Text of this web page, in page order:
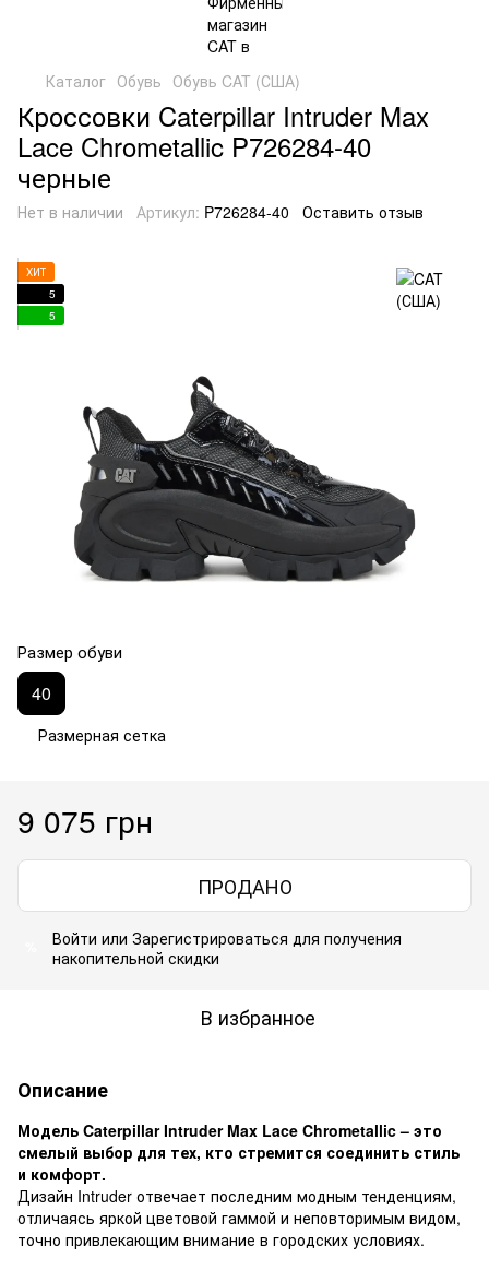
Каталог Обувь Обувь CAT (США)
Кроссовки Caterpillar Intruder Max
Lace Chrometallic P726284-40
черные
Нет в наличии Артикул: P726284-40 Оставить отзыв
ХИТ
5
5
Размер обуви
40
Размерная сетка
9 075 грн
ПРОДАНО
Войти или Зарегистрироваться для получения
накопительной скидки
В избранное
Описание
Модель Caterpillar Intruder Max Lace Chrometallic – это
смелый выбор для тех, кто стремится соединить стиль
и комфорт.
Дизайн Intruder отвечает последним модным тенденциям,
отличаясь яркой цветовой гаммой и неповторимым видом,
точно привлекающим внимание в городских условиях.